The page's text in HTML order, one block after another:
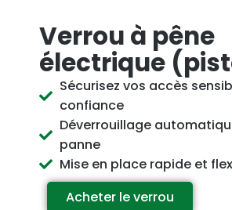
Verrou à pêne
électrique
Sécurisez vos accès
confiance
Déverrouillage
panne
Mise en place rapide et
Acheter le verrou